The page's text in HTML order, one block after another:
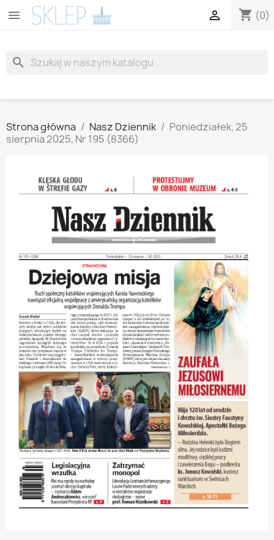
 shopping_cart (0)

search
Strona główna Nasz Dziennik
Poniedziałek, 25
sierpnia 2025, Nr 195 (8366)